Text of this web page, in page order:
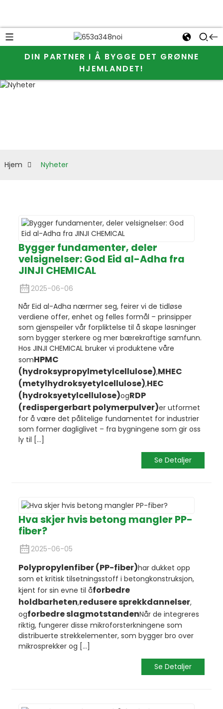
DIN PARTNER I Å BYGGE DET GRØNNE
HJEMLANDET!
Gi oss mer
celluloseeter
Hjem Nyheter
Bygger fundamenter, deler
velsignelser: God Eid al-Adha fra
JINJI CHEMICAL
2025-06-06
Når Eid al-Adha nærmer seg, feirer vi de tidløse
verdiene offer, enhet og felles formål – prinsipper
som gjenspeiler vår forpliktelse til å skape løsninger
som bygger sterkere og mer bærekraftige samfunn.
Hos JINJI CHEMICAL bruker vi produktene våre
somHPMC
(hydroksypropylmetylcellulose),MHEC
(metylhydroksyetylcellulose),HEC
(hydroksyetylcellulose)ogRDP
(redispergerbart polymerpulver)er utformet
for å være det pålitelige fundamentet for industrier
som former dagliglivet – fra bygningene som gir oss
ly til [...]
Se Detaljer
Hva skjer hvis betong mangler PP-
fiber?
2025-06-05
Polypropylenfiber (PP-fiber)har dukket opp
som et kritisk tilsetningsstoff i betongkonstruksjon,
kjent for sin evne til åforbedre
holdbarheten,redusere sprekkdannelser,
ogforbedre slagmotstandenNår de integreres
riktig, fungerer disse mikroforsterkningene som
distribuerte strekkelementer, som bygger bro over
mikrosprekker og [...]
Se Detaljer